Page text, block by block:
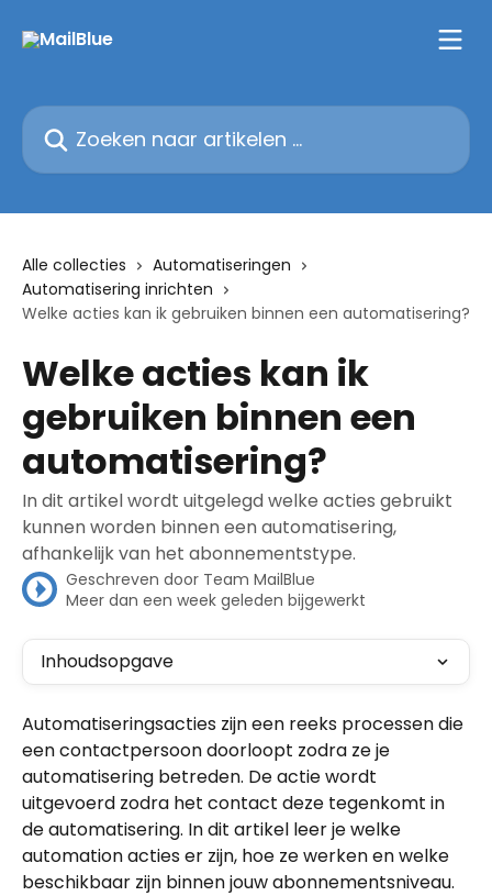
Zoeken naar artikelen ...
Alle collecties
Automatiseringen
Automatisering inrichten
Welke acties kan ik gebruiken binnen een automatisering?
Welke acties kan ik
gebruiken binnen een
automatisering?
In dit artikel wordt uitgelegd welke acties gebruikt
kunnen worden binnen een automatisering,
afhankelijk van het abonnementstype.
Geschreven door Team MailBlue
Meer dan een week geleden bijgewerkt
Inhoudsopgave
Automatiseringsacties zijn een reeks processen die
een contactpersoon doorloopt zodra ze je
automatisering betreden. De actie wordt
uitgevoerd zodra het contact deze tegenkomt in
de automatisering. In dit artikel leer je welke
automation acties er zijn, hoe ze werken en welke
beschikbaar zijn binnen jouw abonnementsniveau.